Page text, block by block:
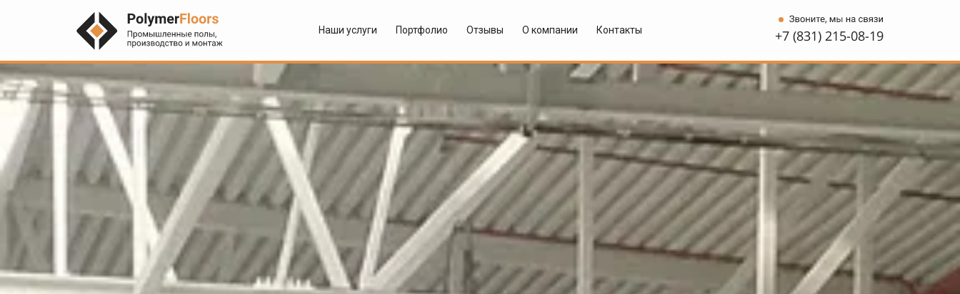
Наши услуги Портфолио Отзывы О компании Контакты +7 (831) 215-08-19